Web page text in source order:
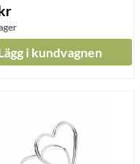
i kundvagnen